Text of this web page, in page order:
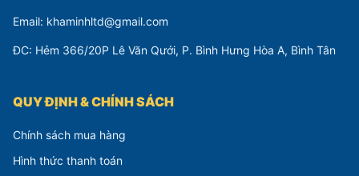
Email: khaminhltd@gmail.com
ĐC: Hẻm 366/20P Lê Văn Qưới, P. Bình Hưng Hòa A, Bình Tân
QUY ĐỊNH & CHÍNH SÁCH
Chính sách mua hàng
Hình thức thanh toán